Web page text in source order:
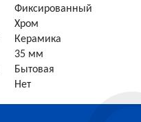
Фиксированный
Хром
Керамика
35 мм
Бытовая
Нет